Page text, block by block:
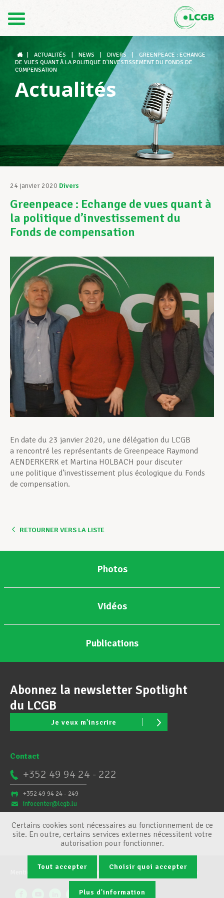
DE
Le LCGB
Structures syndicales
Assistance au Travail
Vos droits
Développement professionnel
Devenir Membre
Actualités
ACTUALITÉS NEWS DIVERS
GREENPEACE : ECHANGE
DE VUES QUANT À LA POLITIQUE D’INVESTISSEMENT DU FONDS DE
COMPENSATION
Actualités
24 janvier 2020 Divers
Greenpeace : Echange de vues quant à
la politique d’investissement du
Fonds de compensation
En date du 23 janvier 2020, une délégation du LCGB
a rencontré les représentants de Greenpeace Raymond
AENDERKERK et Martina HOLBACH pour discuter
une politique d’investissement plus écologique du Fonds
de compensation.
RETOURNER VERS LA LISTE
Photos
Vidéos
Publications
Abonnez la newsletter Spotlight
du LCGB
Je veux m'inscrire
Contact
+352 49 94 24 - 222
+352 49 94 24 - 249
infocenter@lcgb.lu
Conditions générales Gestion des cookies
Certains cookies sont nécessaires au fonctionnement de ce
site. En outre, certains services externes nécessitent votre
autorisation pour fonctionner.
Tout accepter Choisir quoi accepter
Plus d'information